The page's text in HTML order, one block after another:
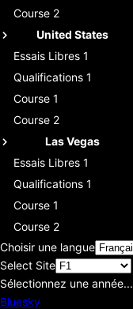
Course 2
United States
Essais Libres 1
Qualifications 1
Course 1
Course 2
Las Vegas
Essais Libres 1
Qualifications 1
Course 1
Course 2
Choisir une langue
Select Site
Sélectionnez une année...
Bluesky